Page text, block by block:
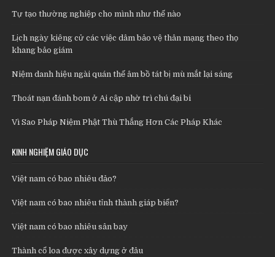
Tự tạo thường nghiệp cho mình như thế nào
Lịch ngày kiêng cử các việc dâm bảo vệ thân mạng theo thọ
khang bảo giám
Niệm danh hiệu ngài quán thế âm bồ tát bị mù mắt lại sáng
Thoát nạn đánh bom ở Ai cập nhờ trì chú đại bi
Vì Sao Pháp Niệm Phật Thù Thắng Hơn Các Pháp Khác
KINH NGHIỆM GIÁO DỤC
Việt nam có bao nhiêu đảo?
Việt nam có bao nhiêu tỉnh thành giáp biển?
Việt nam có bao nhiêu sân bay
Thành cổ loa được xây dựng ở đâu